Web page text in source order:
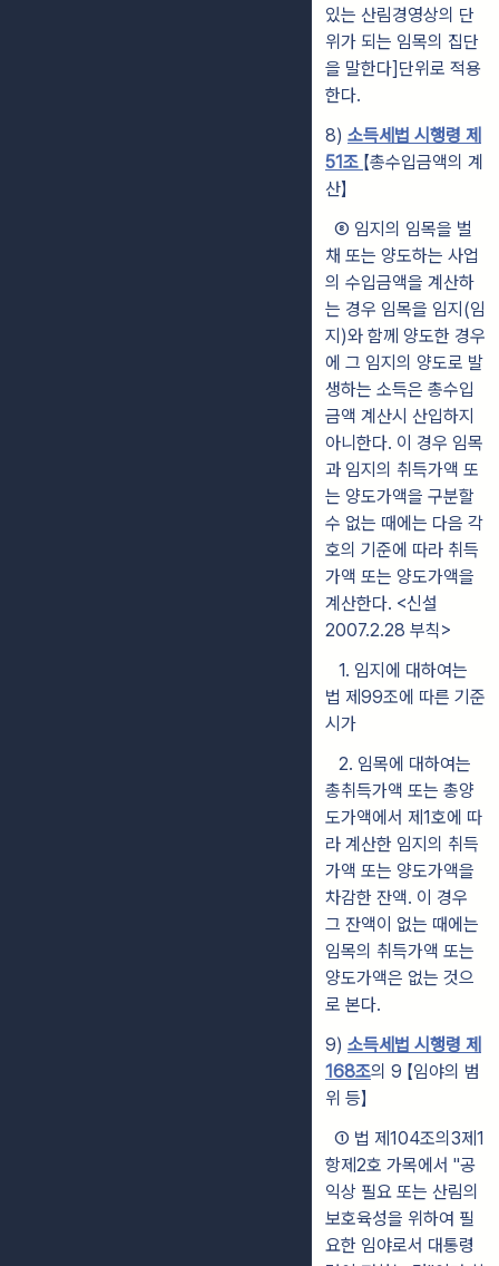
있는 산림경영상의 단
위가 되는 임목의 집단
을 말한다]단위로 적용
한다.
8) 소득세법 시행령 제
51조 【총수입금액의 계
산】
⑧ 임지의 임목을 벌
채 또는 양도하는 사업
의 수입금액을 계산하
는 경우 임목을 임지(임
지)와 함께 양도한 경우
에 그 임지의 양도로 발
생하는 소득은 총수입
금액 계산시 산입하지
아니한다. 이 경우 임목
과 임지의 취득가액 또
는 양도가액을 구분할
수 없는 때에는 다음 각
호의 기준에 따라 취득
가액 또는 양도가액을
계산한다. <신설
2007.2.28 부칙>
1. 임지에 대하여는
법 제99조에 따른 기준
시가
2. 임목에 대하여는
총취득가액 또는 총양
도가액에서 제1호에 따
라 계산한 임지의 취득
가액 또는 양도가액을
차감한 잔액. 이 경우
그 잔액이 없는 때에는
임목의 취득가액 또는
양도가액은 없는 것으
로 본다.
9) 소득세법 시행령 제
168조의 9 【임야의 범
위 등】
① 법 제104조의3제1
항제2호 가목에서 "공
익상 필요 또는 산림의
보호육성을 위하여 필
요한 임야로서 대통령